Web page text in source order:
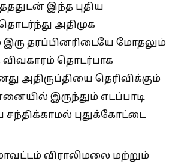
இந்த புதிய
அதிமுக
தரப்பினரிடையே மோதலும்
விவகாரம் தொடர்பாக
அதிருப்தியை தெரிவிக்கும்
இருந்தும் எடப்பாடி
சந்திக்காமல் புதுக்கோட்டை
விராலிமலை மற்றும்